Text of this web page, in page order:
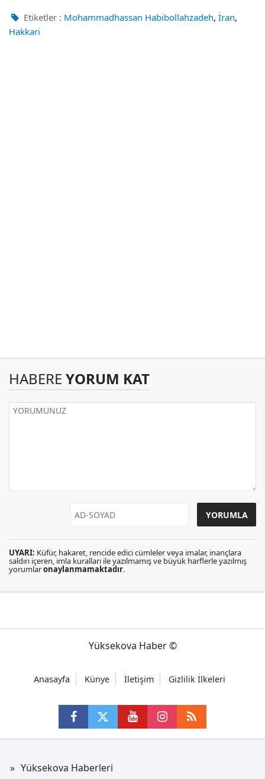
Etiketler : Mohammadhassan Habibollahzadeh, İran,
Hakkari
HABERE YORUM KAT
UYARI: Küfür, hakaret, rencide edici cümleler veya imalar, inançlara
saldırı içeren, imla kuralları ile yazılmamış ve büyük harflerle yazılmış
yorumlaronaylanmamaktadır.
Yüksekova Haber ©
Anasayfa Künye İletişim Gizlilik İlkeleri
Yüksekova Haberleri